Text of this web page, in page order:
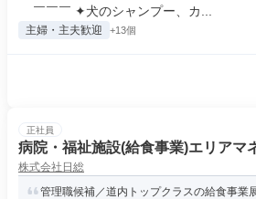
￣￣￣ ✦犬のシャンプー、カ...
主婦・主夫歓迎 +13個
正社員
病院・福祉施設(給食事業)エリアマ
株式会社日総
管理職候補／道内トップクラスの給食事業